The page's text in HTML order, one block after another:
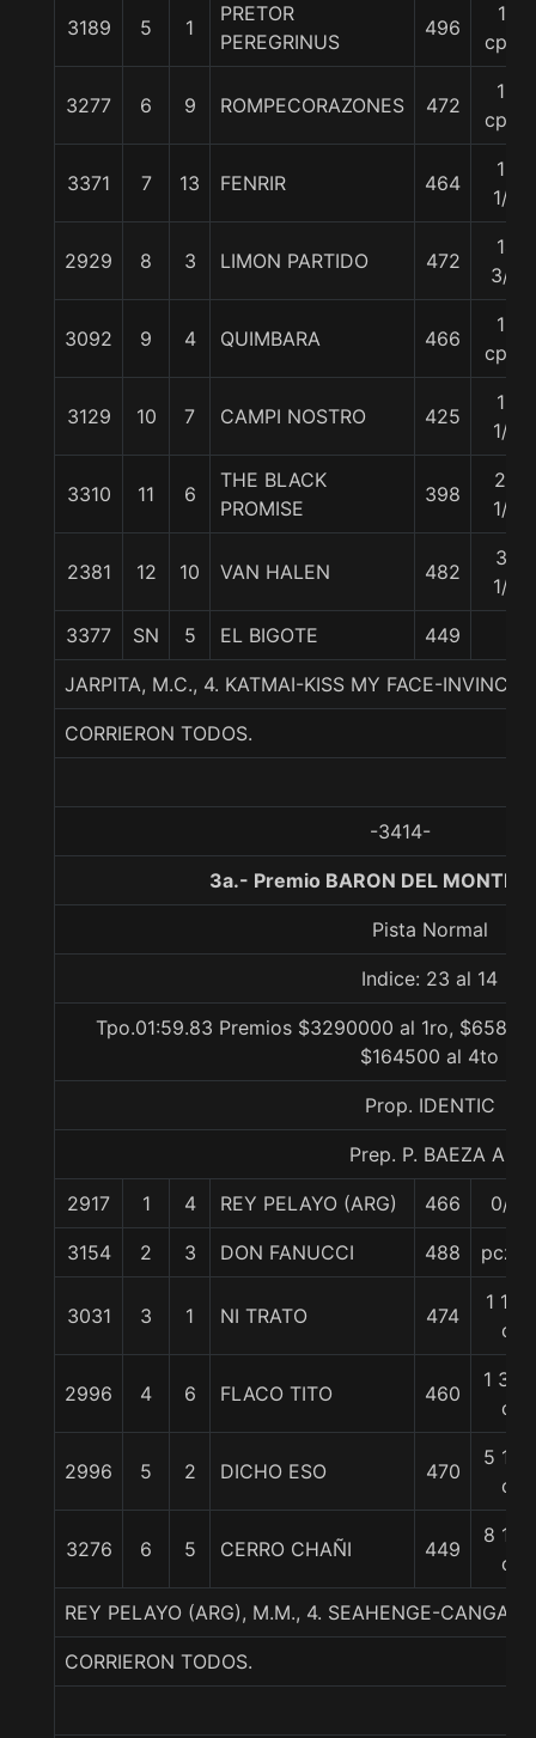
3189 5 1
PRETOR
PEREGRINUS
496
11
cpos
3277 6 9 ROMPECORAZONES 472
12
cpos
3371 7 13 FENRIR 464
12
1/4
2929 8 3 LIMON PARTIDO 472
14
3/4
3092 9 4 QUIMBARA 466
15
cpos
3129 10 7 CAMPI NOSTRO 425
19
1/2
3310 11 6
THE BLACK
PROMISE
398
23
1/2
2381 12 10 VAN HALEN 482
37
1/2
3377 SN 5 EL BIGOTE 449
JARPITA, M.C., 4. KATMAI-KISS MY FACE-
CORRIERON TODOS.
-3414-
3a.- Premio BARON DEL MONTE,
Pista Normal
Indice: 23 al 14
Tpo.01:59.83 Premios $3290000 al 1ro,
$164500 al 4to
Prop. IDENTIC
Prep. P. BAEZA A.
2917 1 4 REY PELAYO (ARG) 466 0/0
3154 2 3 DON FANUCCI 488 pczo.
3031 3 1 NI TRATO 474
1 1/4
c
2996 4 6 FLACO TITO 460
1 3/4
c
2996 5 2 DICHO ESO 470
5 1/4
c
3276 6 5 CERRO CHAÑI 449
8 1/4
c
REY PELAYO (ARG), M.M., 4. SEAHENGE-CANGAS
CORRIERON TODOS.